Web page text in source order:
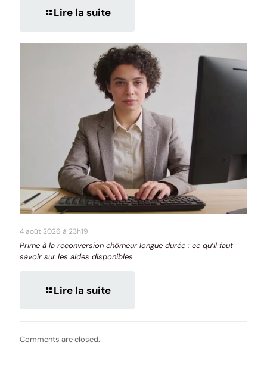
Lire la suite
4 août 2026 à 23h19
Prime à la reconversion chômeur longue durée : ce qu’il faut
savoir sur les aides disponibles
Lire la suite
Comments are closed.